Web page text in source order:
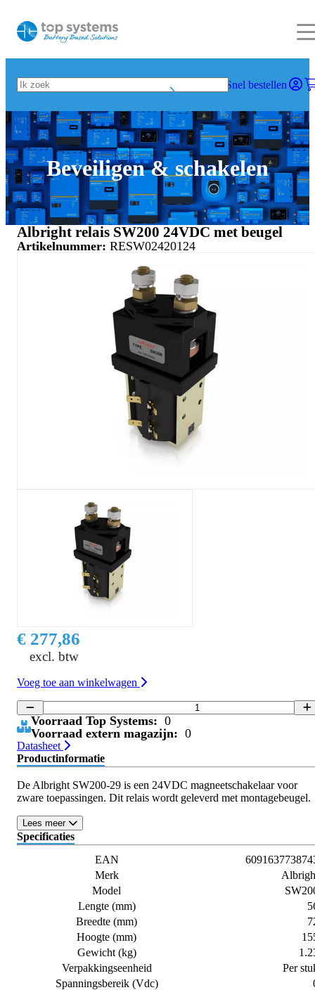
Snel bestellen
Beveiligen & schakelen
Albright relais SW200 24VDC met beugel
Artikelnummer: RESW02420124
€ 277,86
excl. btw
Voeg toe aan winkelwagen
Voorraad Top Systems: 0
Voorraad extern magazijn: 0
Datasheet
Productinformatie
De Albright SW200-29 is een 24VDC magneetschakelaar voor
zware toepassingen. Dit relais wordt geleverd met montagebeugel.
Lees meer
Specificaties
EAN
Merk
Model
Lengte (mm)
Breedte (mm)
Hoogte (mm)
Gewicht (kg)
Verpakkingseenheid
Per
Spanningsbereik (Vdc)